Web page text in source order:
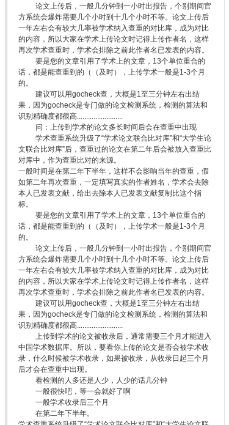
论文上传后，一般几分钟到一小时出报告，个别期间官
方系统会爆炸需要几个小时到十几个小时不等。论文上传后
一年左右会有较大几率被学术纳入查重的对比库，成为对比
的内容，所以大家在学术上传论文时记得上传作者名，这样
再次学术查重时，学术会排除之前此作者名已发表的内容。
要是您的文章引用了学术上的文章，13个单位重合的
话，都是能查重到的（（及时），上传学术一般是1-3个月
的。
建议可以用gocheck查，大概是1至三分钟左右出结
果，因为gocheck是专门做的论文检测系统，检测的算法和
识别精确度都很高.........................
问：上传到学术的论文多长时间后会在查重中出现
学术查重系统升级了“学术论文联合比对库”和“大学生论
文联合比对库”后，查重过的论文在第二年后会被放入查重比
对库中，作为查重比对的来源。
一般时间是在第二年下半年，这样不会影响当年的查重，假
如第二年再次查重，一定填写真实的作者姓名，学术会去除
本人已发表文献，给出去除本人已发表文献复制比这个指
标。
要是您的文章引用了学术上的文章，13个单位重合的
话，都是能查重到的（（及时），上传学术一般是1-3个月
的。
论文上传后，一般几分钟到一小时出报告，个别期间官
方系统会爆炸需要几个小时到十几个小时不等。论文上传后
一年左右会有较大几率被学术纳入查重的对比库，成为对比
的内容，所以大家在学术上传论文时记得上传作者名，这样
再次学术查重时，学术会排除之前此作者名已发表的内容。
建议可以用gocheck查，大概是1至三分钟左右出结
果，因为gocheck是专门做的论文检测系统，检测的算法和
识别精确度都很高.........................
上传到学术的论文被收录后，通常需要三个月才能进入
中国学术数据库。所以，要看你上传的论文是否会被学术收
录，什么时候被学术收录，如果被收录，从收录日起三个月
后才会在查重中出现。
看检测的人多还是人少，人少的话几分钟
一般很快吧，等一会就好了啊
一般学术收录后三个月
在第二年下半年。